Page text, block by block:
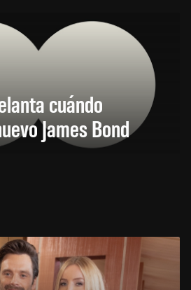
cuándo
James Bond